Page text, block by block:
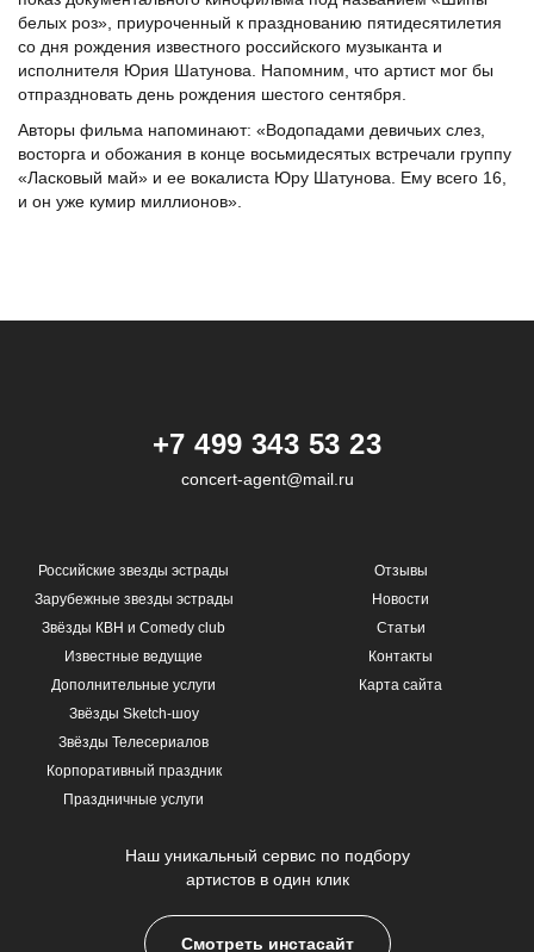
белых роз», приуроченный к празднованию пятидесятилетия
со дня рождения известного российского музыканта и
исполнителя Юрия Шатунова. Напомним, что артист мог бы
отпраздновать день рождения шестого сентября.
Авторы фильма напоминают: «Водопадами девичьих слез,
восторга и обожания в конце восьмидесятых встречали группу
«Ласковый май» и ее вокалиста Юру Шатунова. Ему всего 16,
и он уже кумир миллионов».
+7 499 343 53 23
concert-agent@mail.ru
Российские звезды эстрады
Зарубежные звезды эстрады
Звёзды КВН и Comedy club
Известные ведущие
Дополнительные услуги
Звёзды Sketch-шоу
Звёзды Телесериалов
Корпоративный праздник
Праздничные услуги
Отзывы
Новости
Статьи
Контакты
Карта сайта
Наш уникальный сервис по подбору
артистов в один клик
Смотреть инстасайт